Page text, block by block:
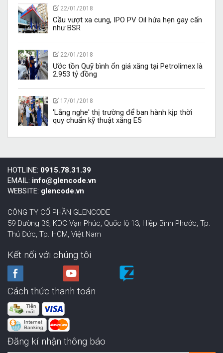
22/01/2018
Cầu vượt xa cung, IPO PV Oil hứa hẹn gay cấn
như BSR
22/01/2018
Ước tồn Quỹ bình ổn giá xăng tại Petrolimex là
2.953 tỷ đồng
17/01/2018
'Lắng nghe' thị trường để ban hành kịp thời
quy chuẩn kỹ thuật xăng E5
HOTLINE: 0915.78.31.39
EMAIL: info@glencode.vn
WEBSITE: glencode.vn
CÔNG TY CỔ PHẦN GLENCODE
59 Đường 36, KDC Vạn Phúc, Quốc lộ 13, Hiệp Bình Phước, Tp.
Thủ Đức, Tp. HCM, Việt Nam
Kết nối với chúng tôi
Cách thức thanh toán
Đăng kí nhận thông báo